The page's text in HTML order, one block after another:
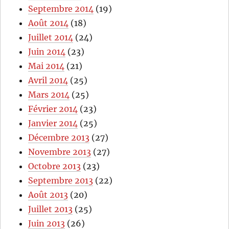
Septembre 2014 (19)
Août 2014 (18)
Juillet 2014 (24)
Juin 2014 (23)
Mai 2014 (21)
Avril 2014 (25)
Mars 2014 (25)
Février 2014 (23)
Janvier 2014 (25)
Décembre 2013 (27)
Novembre 2013 (27)
Octobre 2013 (23)
Septembre 2013 (22)
Août 2013 (20)
Juillet 2013 (25)
Juin 2013 (26)